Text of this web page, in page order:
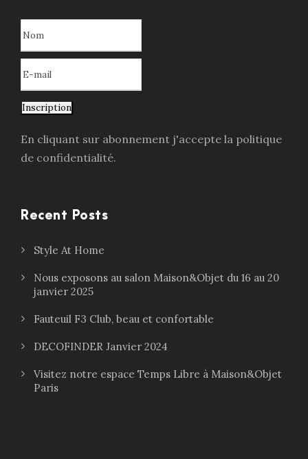
Inscription
En cliquant sur abonnement j'accepte la politique
de confidentialité.
Recent Posts
Style At Home
Nous exposons au salon Maison&Objet du 16 au 20
janvier 2025
Fauteuil F3 Club, beau et confortable
DECOFINDER Janvier 2024
Visitez notre espace Temps Libre à Maison&Objet
Paris